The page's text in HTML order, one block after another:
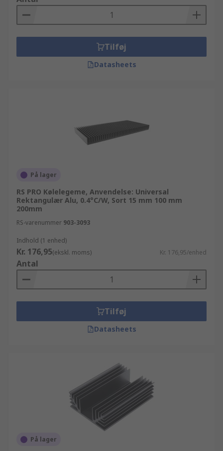
Tilføj
Datasheets
På lager
RS PRO Kølelegeme, Anvendelse: Universal
Rektangulær Alu, 0.4°C/W, Sort 15 mm 100 mm
200mm
RS-varenummer 903-3093
Indhold (1 enhed)
Kr. 176,95(ekskl. moms) Kr. 176,95/enhed
Antal
Tilføj
Datasheets
På lager